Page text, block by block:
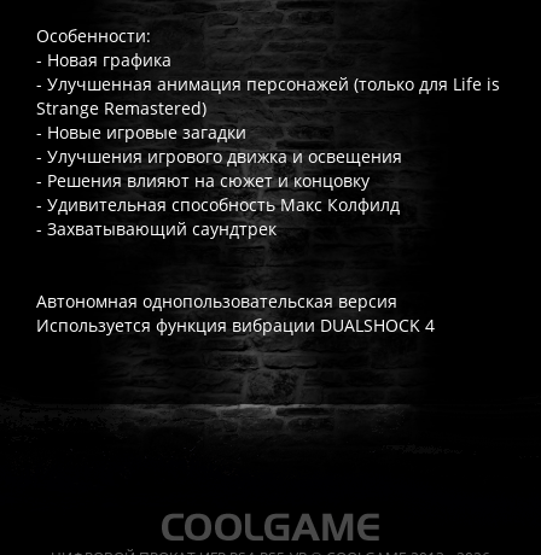
Особенности:
- Новая графика
- Улучшенная анимация персонажей (только для Life is
Strange Remastered)
- Новые игровые загадки
- Улучшения игрового движка и освещения
- Решения влияют на сюжет и концовку
- Удивительная способность Макс Колфилд
- Захватывающий саундтрек
Автономная однопользовательская версия
Используется функция вибрации DUALSHOCK 4
Часто спрашивают
Работает ли русский язык? Если локализация игры для